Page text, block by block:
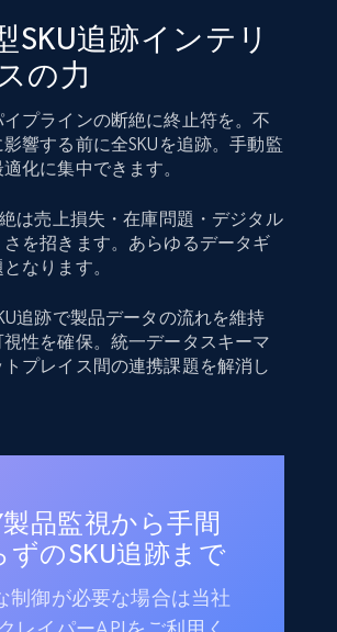
SKU追跡インテリ
の力
プラインの断絶に終止符を。不
響する前に全SKUを追跡。手動監
化に集中できます。
は売上損失・在庫問題・デジタル
を招きます。あらゆるデータギ
なります。
追跡で製品データの流れを維持
視性を確保。統一データスキーマ
プレイス間の連携課題を解消し
製品監視から手間
ずのSKU追跡まで
制御が必要な場合は当社